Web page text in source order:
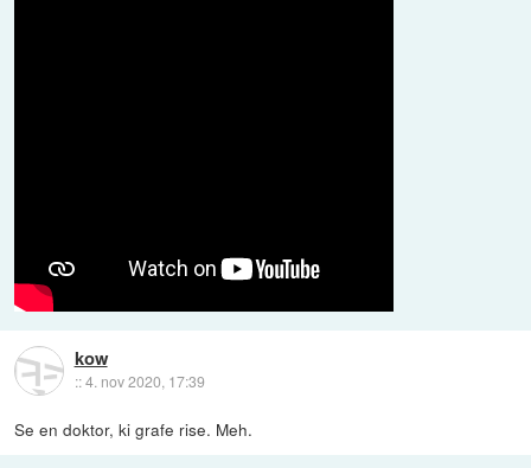
kow
::4. nov 2020, 17:39
Se en doktor, ki grafe rise. Meh.